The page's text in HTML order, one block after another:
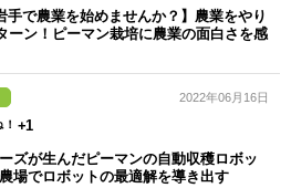
手で農業を始めませんか？】農業をやり
ーン！ピーマン栽培に農業の面白さを感
+1
2022年06月16日
ズが生んだピーマンの自動収穫ロボッ
場でロボットの最適解を導き出す